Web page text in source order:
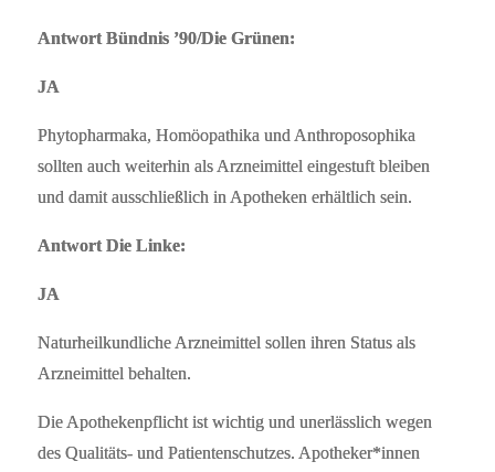
Antwort Bündnis ’90/Die Grünen:
JA
Phytopharmaka, Homöopathika und Anthroposophika
sollten auch weiterhin als Arzneimittel eingestuft bleiben
und damit ausschließlich in Apotheken erhältlich sein.
Antwort Die Linke:
JA
Naturheilkundliche Arzneimittel sollen ihren Status als
Arzneimittel behalten.
Die Apothekenpflicht ist wichtig und unerlässlich wegen
des Qualitäts- und Patientenschutzes. Apotheker*innen